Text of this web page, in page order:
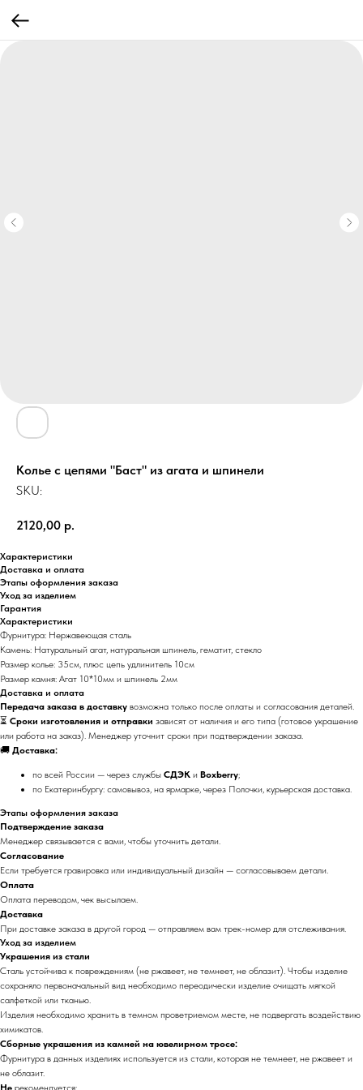
Колье с цепями "Баст" из агата и шпинели
SKU:
2120,00 р.
Характеристики
Доставка и оплата
Этапы оформления заказа
Уход за изделием
Гарантия
Характеристики
Фурнитура: Нержавеющая сталь
Камень: Натуральный агат, натуральная шпинель, гематит, стекло
Размер колье: 35см, плюс цепь удлинитель 10см
Размер камня: Агат 10*10мм и шпинель 2мм
Доставка и оплата
Передача заказа в доставку возможна только после оплаты и согласования деталей.
⏳ Сроки изготовления и отправки зависят от наличия и его типа (готовое украшение
или работа на заказ). Менеджер уточнит сроки при подтверждении заказа.
🚚 Доставка:
по всей России — через службы СДЭК и Boxberry;
по Екатеринбургу: самовывоз, на ярмарке, через Полочки, курьерская доставка.
Этапы оформления заказа
Подтверждение заказа
Менеджер связывается с вами, чтобы уточнить детали.
Согласование
Если требуется гравировка или индивидуальный дизайн — согласовываем детали.
Оплата
Оплата переводом, чек высылаем.
Доставка
При доставке заказа в другой город — отправляем вам трек-номер для отслеживания.
Уход за изделием
Украшения из стали
Сталь устойчива к повреждениям (не ржавеет, не темнеет, не облазит). Чтобы изделие
сохраняло первоначальный вид необходимо переодически изделие очищать мягкой
салфеткой или тканью.
Изделия необходимо хранить в темном проветриемом месте, не подвергать воздействию
химикатов.
Сборные украшения из камней на ювелирном тросе:
Фурнитура в данных изделиях используется из стали, которая не темнеет, не ржавеет и
не облазит.
Не рекомендуется: